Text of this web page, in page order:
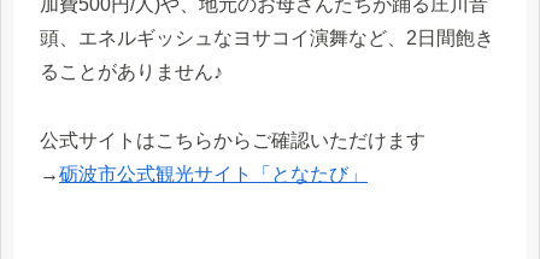
加費500円/人)や、地元のお母さんたちが踊る庄川音
頭、エネルギッシュなヨサコイ演舞など、2日間飽き
ることがありません♪
公式サイトはこちらからご確認いただけます
→砺波市公式観光サイト「となたび」